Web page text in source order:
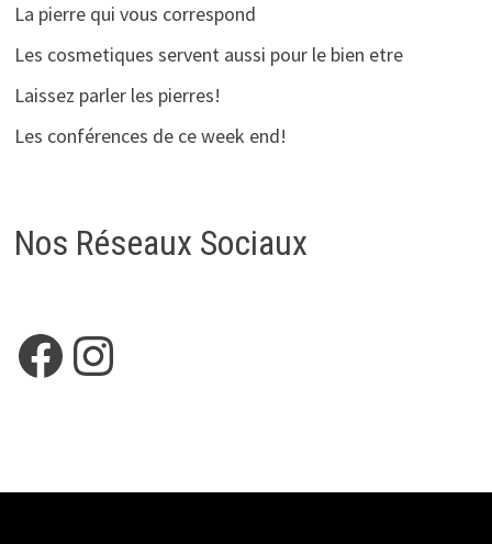
La pierre qui vous correspond
Les cosmetiques servent aussi pour le bien etre
Laissez parler les pierres!
Les conférences de ce week end!
Nos Réseaux Sociaux
Facebook
Instagram